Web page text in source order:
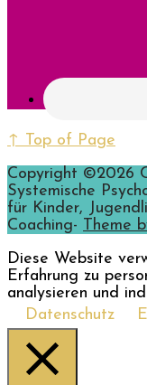
↑ Top of Page
Copyright ©2026
Systemische
für Kinder,
Coaching- Theme
Diese Website
Erfahrung zu
analysieren und
Datenschutz